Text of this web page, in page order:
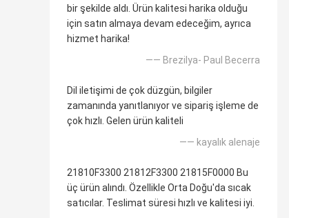
bir şekilde aldı. Ürün kalitesi harika olduğu
için satın almaya devam edeceğim, ayrıca
hizmet harika!
—— Brezilya- Paul Becerra
Dil iletişimi de çok düzgün, bilgiler
zamanında yanıtlanıyor ve sipariş işleme de
çok hızlı. Gelen ürün kaliteli
—— kayalık alenaje
21810F3300 21812F3300 21815F0000 Bu
üç ürün alındı. Özellikle Orta Doğu'da sıcak
satıcılar. Teslimat süresi hızlı ve kalitesi iyi.